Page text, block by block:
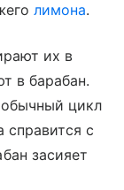
лимона.
их в
в барабан.
цикл
справится с
засияет